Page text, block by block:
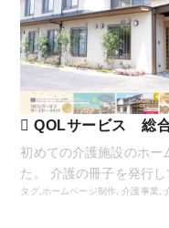
QOLサービス 総
初めての介護施設のホー
た。 介護の冊子を発行し
タグ, ホームページ制作 ,介護事業 ,